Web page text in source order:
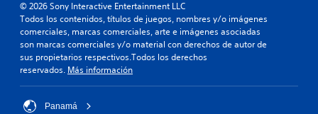
© 2026 Sony Interactive Entertainment LLC
Todos los contenidos, títulos de juegos, nombres y/o imágenes
comerciales, marcas comerciales, arte e imágenes asociadas
son marcas comerciales y/o material con derechos de autor de
sus propietarios respectivos.Todos los derechos
reservados. Más información
Panamá